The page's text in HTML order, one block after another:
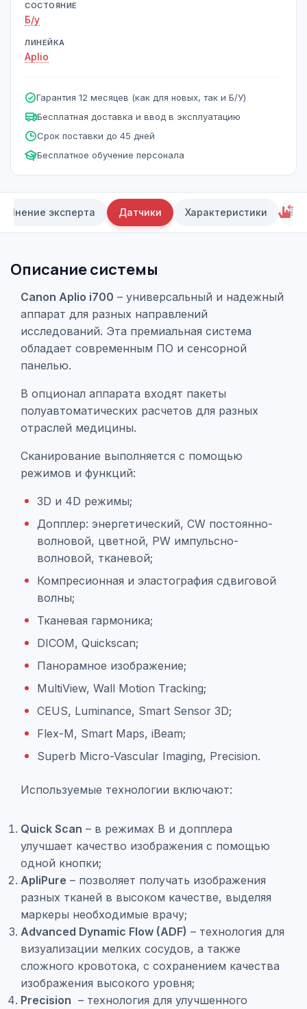
СОСТОЯНИЕ
Б/у
ЛИНЕЙКА
Aplio
Гарантия 12 месяцев (как для новых, так и Б/У)
Бесплатная доставка и ввод в эксплуатацию
Срок поставки до 45 дней
Бесплатное обучение персонала
Мнение эксперта Датчики Характеристики
Описание системы
Canon Aplio i700 – универсальный и надежный
аппарат для разных направлений
исследований. Эта премиальная система
обладает современным ПО и сенсорной
панелью.
В опционал аппарата входят пакеты
полуавтоматических расчетов для разных
отраслей медицины.
Сканирование выполняется с помощью
режимов и функций:
3D и 4D режимы;
Допплер: энергетический, CW постоянно-
волновой, цветной, PW импульсно-
волновой, тканевой;
Компресионная и эластография сдвиговой
волны;
Тканевая гармоника;
DICOM, Quickscan;
Панорамное изображение;
MultiView, Wall Motion Tracking;
CEUS, Luminance, Smart Sensor 3D;
Flex-M, Smart Maps, iBeam;
Superb Micro-Vascular Imaging, Precision.
Используемые технологии включают:
Quick Scan – в режимах B и допплера
улучшает качество изображения с помощью
одной кнопки;
ApliPure – позволяет получать изображения
разных тканей в высоком качестве, выделяя
маркеры необходимые врачу;
Advanced Dynamic Flow (ADF) – технология для
визуализации мелких сосудов, а также
сложного кровотока, с сохранением качества
изображения высокого уровня;
Precision – технология для улучшенного